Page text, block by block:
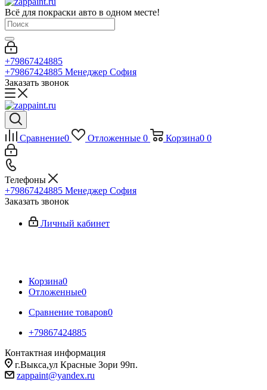
Всё для покраски авто в одном месте!
+79867424885
+79867424885 Менеджер София
Заказать звонок
Сравнение0 Отложенные 0 Корзина0 0
Телефоны
+79867424885 Менеджер София
Заказать звонок
Личный кабинет
Корзина0
Отложенные0
Сравнение товаров0
+79867424885
Контактная информация
г.Выкса,ул Красные Зори 99п.
zappaint@yandex.ru